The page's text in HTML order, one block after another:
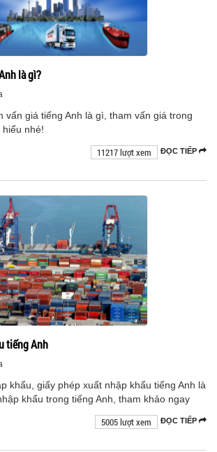
là gì?
vấn giá tiếng Anh là gì, tham vấn giá trong
nhé!
ĐỌC TIẾP
11217 lượt xem
tiếng Anh
khẩu, giấy phép xuất nhập khẩu tiếng Anh là
khẩu trong tiếng Anh, tham khảo ngay
ĐỌC TIẾP
5005 lượt xem